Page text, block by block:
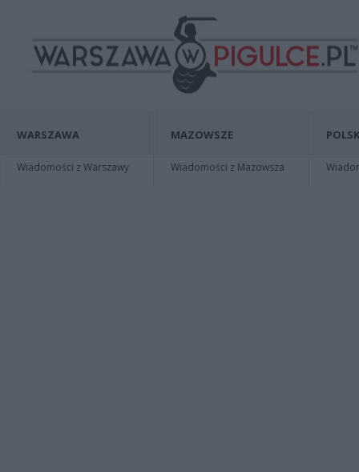
WARSZAWA
Wiadomości z Warszawy
MAZOWSZE
Wiadomości z Mazowsza